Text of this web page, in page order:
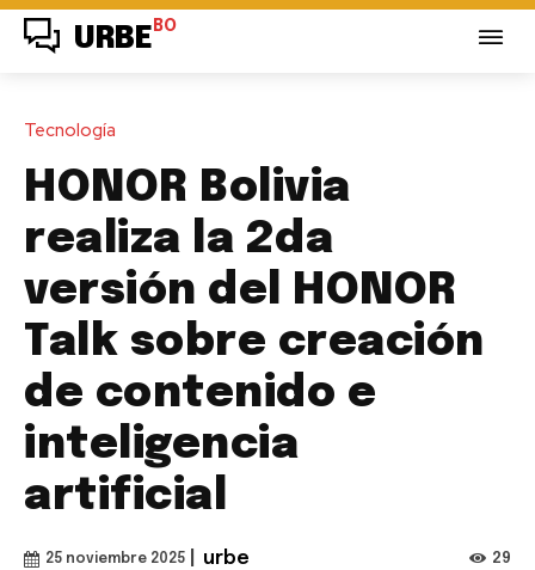
URBE BO
Tecnología
HONOR Bolivia
realiza la 2da
versión del HONOR
Talk sobre creación
de contenido e
inteligencia
artificial
25 noviembre 2025 urbe 29